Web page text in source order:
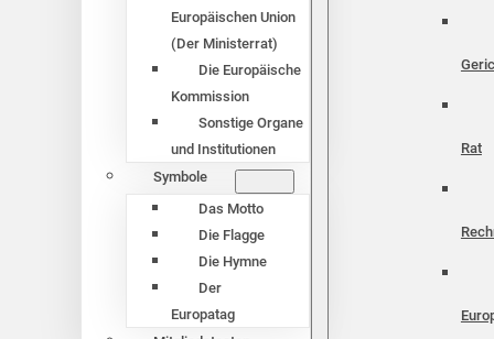
Europäischen Union
(Der Ministerrat)
Die Europäische
Kommission
Sonstige Organe
und Institutionen
Symbole
Das Motto
Die Flagge
Die Hymne
Der
Europatag
Rat